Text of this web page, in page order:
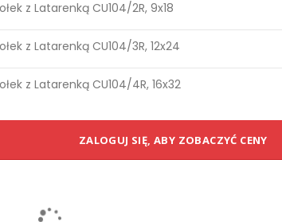
z Latarenką CU104/2R, 9x18
z Latarenką CU104/3R, 12x24
z Latarenką CU104/4R, 16x32
ZALOGUJ SIĘ, ABY ZOBACZYĆ CENY